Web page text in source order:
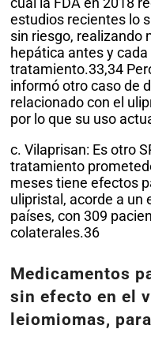
estudios recientes lo
sin riesgo, realizando
hepática antes y
tratamiento.33,34
informó otro caso de
relacionado con el
por lo que su uso
c. Vilaprisan: Es otro
tratamiento
meses tiene efectos
ulipristal, acorde a un
países, con 309
colaterales.36
Medicamentos
sin efecto en el
leiomiomas,